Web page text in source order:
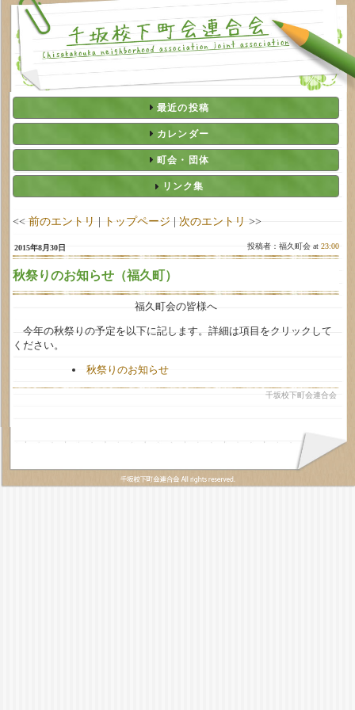
最近の投稿
カレンダー
町会・団体
リンク集
<< 前のエントリ | トップページ | 次のエントリ >>
2015年8月30日 投稿者：福久町会 at23:00
秋祭りのお知らせ（福久町）
福久町会の皆様へ
今年の秋祭りの予定を以下に記します。詳細は項目をクリックして
ください。
秋祭りのお知らせ
千坂校下町会連合会